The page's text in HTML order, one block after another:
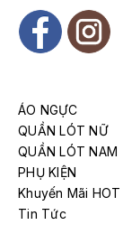
ÁO NGỰC
QUẦN LÓT NỮ
QUẦN LÓT NAM
PHỤ KIỆN
Khuyến Mãi HOT
Tin Tức